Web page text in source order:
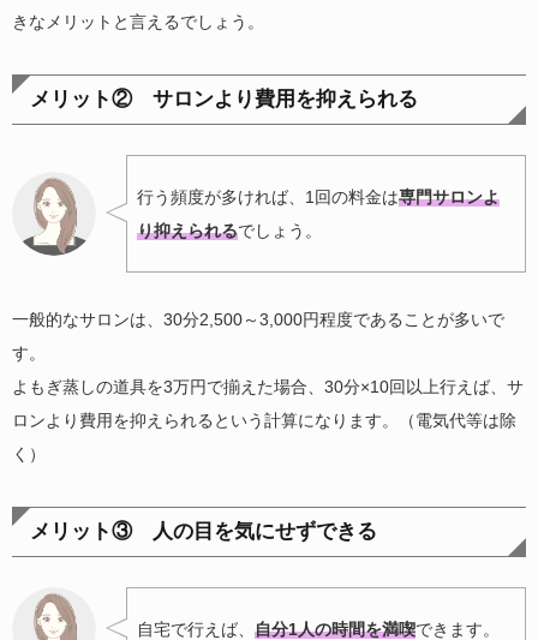
きなメリットと言えるでしょう。
メリット② サロンより費用を抑えられる
行う頻度が多ければ、1回の料金は専門サロンよ
り抑えられるでしょう。
一般的なサロンは、30分2,500～3,000円程度であることが多いで
す。
よもぎ蒸しの道具を3万円で揃えた場合、30分×10回以上行えば、サ
ロンより費用を抑えられるという計算になります。（電気代等は除
く）
メリット③ 人の目を気にせずできる
自宅で行えば、 自分1人の時間を満喫できます。